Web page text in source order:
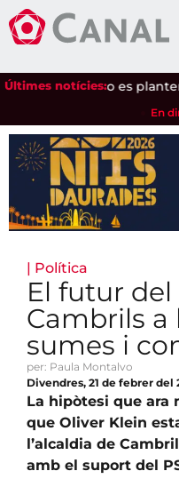
Últimes notícies:
Ustero es planten a
En
| Política
El futur
Cambrils a
sumes i
per: Paula Montalvo
Divendres, 21 de febrer del
La hipòtesi que ara
que Oliver Klein
l’alcaldia de
amb el suport del